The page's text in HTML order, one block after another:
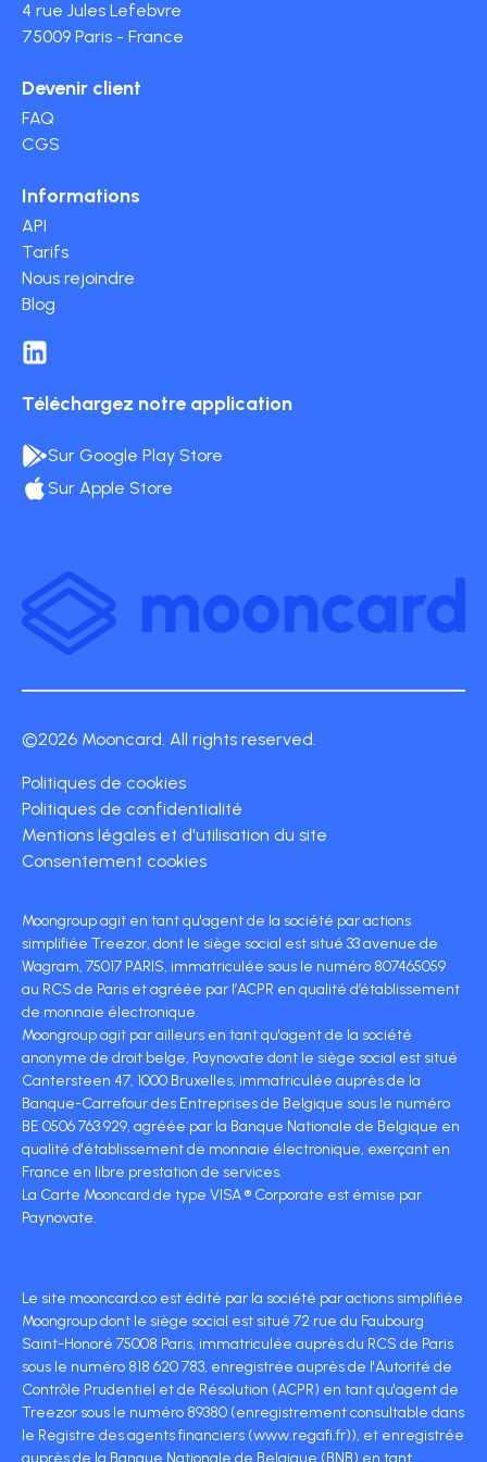
4 rue Jules Lefebvre
75009 Paris - France
Devenir client
FAQ
CGS
Informations
API
Tarifs
Nous rejoindre
Blog
Téléchargez notre application
Sur Google Play Store
Sur Apple Store
©2026 Mooncard. All rights reserved.
Politiques de cookies
Politiques de confidentialité
Mentions légales et d'utilisation du site
Consentement cookies
Moongroup agit en tant qu'agent de la société par actions
simplifiée Treezor, dont le siège social est situé 33 avenue de
Wagram, 75017 PARIS, immatriculée sous le numéro 807465059
au RCS de Paris et agréée par l’ACPR en qualité d’établissement
de monnaie électronique.
Moongroup agit par ailleurs en tant qu'agent de la société
anonyme de droit belge, Paynovate dont le siège social est situé
Cantersteen 47, 1000 Bruxelles, immatriculée auprès de la
Banque-Carrefour des Entreprises de Belgique sous le numéro
BE 0506 763 929, agréée par la Banque Nationale de Belgique en
qualité d'établissement de monnaie électronique, exerçant en
France en libre prestation de services.
La Carte Mooncard de type VISA ® Corporate est émise par
Paynovate.
Le site mooncard.co est édité par la société par actions simplifiée
Moongroup dont le siège social est situé 72 rue du Faubourg
Saint-Honoré 75008 Paris, immatriculée auprès du RCS de Paris
sous le numéro 818 620 783, enregistrée auprès de l'Autorité de
Contrôle Prudentiel et de Résolution (ACPR) en tant qu'agent de
Treezor sous le numéro 89380 (enregistrement consultable dans
le Registre des agents financiers (www.regafi.fr)), et enregistrée
auprès de la Banque Nationale de Belgique (BNB) en tant